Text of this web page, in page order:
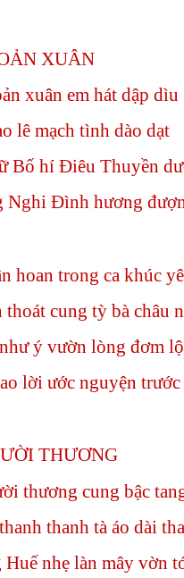
XUÂN
xuân em hát dập dìu
lê mạch tình dào dạt
Bố hí Điêu Thuyền
Nghi Đình hương
hoan trong ca khúc
thoát cung tỳ bà châu
ý vườn lòng đơm
lời ước nguyện trước
THƯƠNG
thương cung bậc
thanh tà áo dài
nhẹ làn mây vờn